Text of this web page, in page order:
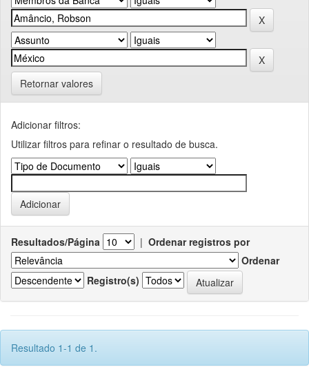
Retornar valores
Adicionar filtros:
Utilizar filtros para refinar o resultado de busca.
Resultados/Página | Ordenar registros por
Ordenar
Registro(s)
Resultado 1-1 de 1.